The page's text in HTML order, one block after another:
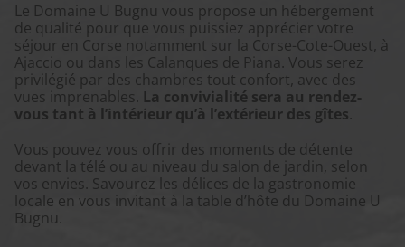
Le Domaine U Bugnu vous propose un hébergement
de qualité pour que vous puissiez apprécier votre
séjour en Corse notamment sur la Corse-Cote-Ouest, à
Ajaccio ou dans les Calanques de Piana. Vous serez
privilégié par des chambres tout confort, avec des
vues imprenables. La convivialité sera au rendez-
vous tant à l’intérieur qu’à l’extérieur des gîtes.
Vous pouvez vous offrir des moments de détente
devant la télé ou au niveau du salon de jardin, selon
vos envies. Savourez les délices de la gastronomie
locale en vous invitant à la table d’hôte du Domaine U
Bugnu.